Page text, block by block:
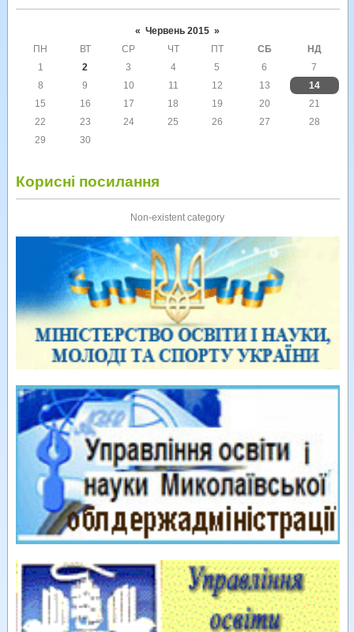
« Червень 2015 »
ПН
ВТ СР ЧТ ПТ СБ
НД
1
2 3 4 5 6
7
8
9 10 11 12 13
14
15
16 17 18 19 20
21
22
23 24 25 26 27
28
29
30
Корисні посилання
Non-existent category